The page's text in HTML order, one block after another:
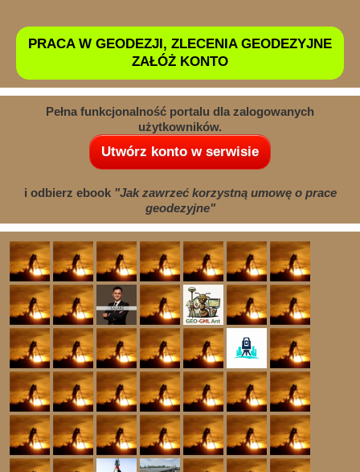
PRACA W GEODEZJI, ZLECENIA GEODEZYJNE
ZAŁÓŻ KONTO
Pełna funkcjonalność portalu dla zalogowanych
użytkowników.
Utwórz konto w serwisie
i odbierz ebook "Jak zawrzeć korzystną umowę o prace
geodezyjne"